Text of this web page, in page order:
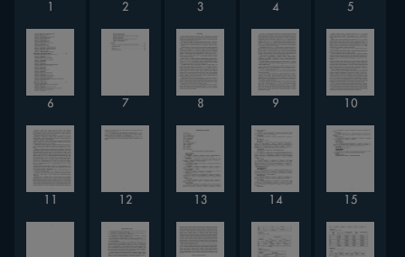
1 2 3 4 5
6 7 8 9 10
12 13 14 15